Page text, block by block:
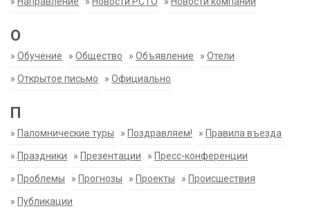
О
» Обучение » Общество » Объявление » Отели
» Открытое письмо » Официально
П
» Паломнические туры » Поздравляем! » Правила въезда
» Праздники » Презентации » Пресс-конференции
» Проблемы » Прогнозы » Проекты » Происшествия
» Публикации